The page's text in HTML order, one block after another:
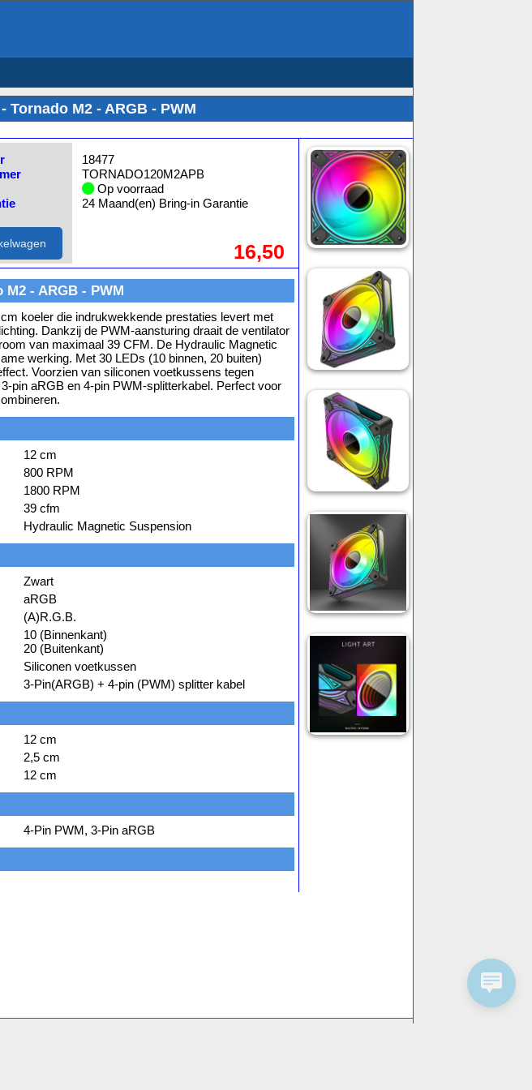
Tornado M2 - ARGB - PWM
18477
TORNADO120M2APB
Op voorraad
24 Maand(en) Bring-in Garantie
16,50
M2 - ARGB - PWM
koeler die indrukwekkende prestaties levert met
Dankzij de PWM-aansturing draait de ventilator
van maximaal 39 CFM. De Hydraulic Magnetic
werking. Met 30 LEDs (10 binnen, 20 buiten)
Voorzien van siliconen voetkussens tegen
pin aRGB en 4-pin PWM-splitterkabel. Perfect voor
12 cm
800 RPM
1800 RPM
39 cfm
Hydraulic Magnetic Suspension
Zwart
aRGB
(A)R.G.B.
10 (Binnenkant)
20 (Buitenkant)
Siliconen voetkussen
3-Pin(ARGB) + 4-pin (PWM) splitter kabel
12 cm
2,5 cm
12 cm
4-Pin PWM, 3-Pin aRGB